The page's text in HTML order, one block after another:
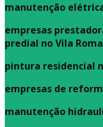
manutenção
empresas
predial no Vila
pintura residencial
empresas de
manutenção